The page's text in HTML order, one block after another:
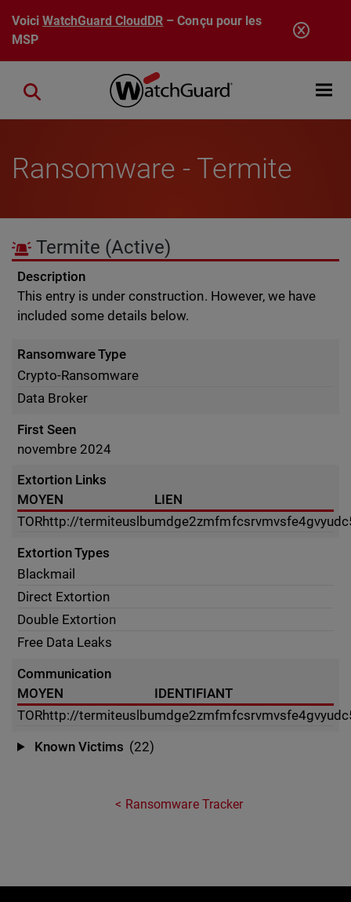
Aller au contenu principal
VoiciWatchGuard CloudDR – Conçu pour les
MSP
Open
Close search
Ransomware - Termite
Termite (Active)
Description
This entry is under construction. However, we have
included some details below.
Ransomware Type
Crypto-Ransomware
Data Broker
First Seen
novembre 2024
Extortion Links
MOYEN
LIEN
TORhttp://
Extortion Types
Blackmail
Direct Extortion
Double Extortion
Free Data Leaks
Communication
MOYEN
IDENTIFIANT
TORhttp://
Known Victims (22)
Ransomware Tracker